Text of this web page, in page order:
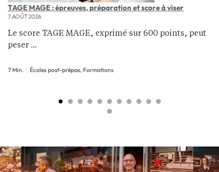
TAGE MAGE : épreuves, préparation et score à viser
7 AOÛT 2026
Le score TAGE MAGE, exprimé sur 600 points, peut
peser ...
7 Min. Écoles post-prépas, Formations